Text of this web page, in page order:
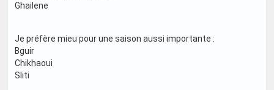
Ghailene
Je préfère mieu pour une saison aussi importante :
Bguir
Chikhaoui
Sliti